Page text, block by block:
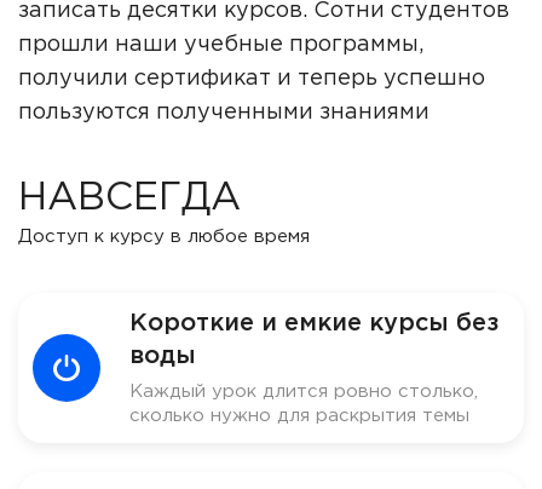
записать десятки курсов. Сотни студентов
прошли наши учебные программы,
получили сертификат и теперь успешно
пользуются полученными знаниями
НАВСЕГДА
Доступ к курсу в любое время
Короткие и емкие курсы без
воды
Каждый урок длится ровно столько,
сколько нужно для раскрытия темы